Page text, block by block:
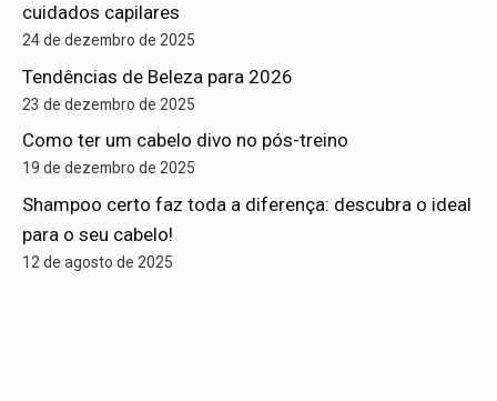
cuidados capilares
24 de dezembro de 2025
Tendências de Beleza para 2026
23 de dezembro de 2025
Como ter um cabelo divo no pós-treino
19 de dezembro de 2025
Shampoo certo faz toda a diferença: descubra o ideal
para o seu cabelo!
12 de agosto de 2025